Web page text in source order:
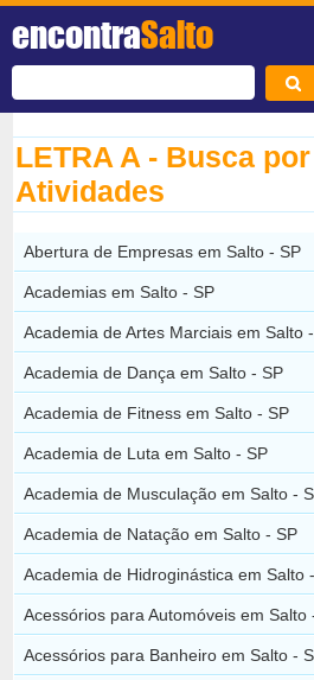
encontraSalto
LETRA A - Busca
Atividades
Abertura de Empresas em Salto - SP
Academias em Salto - SP
Academia de Artes Marciais em Salto
Academia de Dança em Salto - SP
Academia de Fitness em Salto - SP
Academia de Luta em Salto - SP
Academia de Musculação em Salto -
Academia de Natação em Salto - SP
Academia de Hidroginástica em Salto
Acessórios para Automóveis em Salto
Acessórios para Banheiro em Salto -